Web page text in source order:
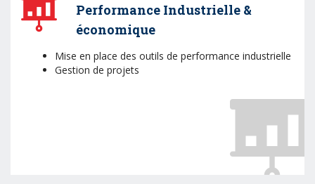
Performance Industrielle &
économique
Mise en place des outils de performance industrielle
Gestion de projets